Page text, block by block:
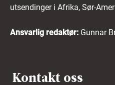
utsendinger i Afrika, Sør-
Ansvarlig redaktør: Gunnar
Kontakt oss